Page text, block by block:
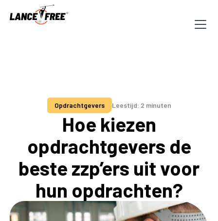
Opdrachtgevers Leestijd: 2 minuten
Hoe kiezen
opdrachtgevers de
beste zzp’ers uit voor
hun opdrachten?